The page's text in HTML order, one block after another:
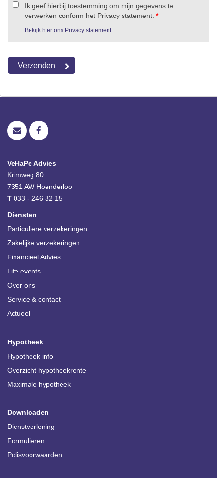
Ik geef hierbij toestemming om mijn gegevens te
verwerken conform het Privacy statement. *
Bekijk hier ons Privacy statement
VeHaPe Advies
Krimweg 80
7351 AW Hoenderloo
T 033 - 246 32 15
Diensten
Particuliere verzekeringen
Zakelijke verzekeringen
Financieel Advies
Life events
Over ons
Service & contact
Actueel
Hypotheek
Hypotheek info
Overzicht hypotheekrente
Maximale hypotheek
Downloaden
Dienstverlening
Formulieren
Polisvoorwaarden